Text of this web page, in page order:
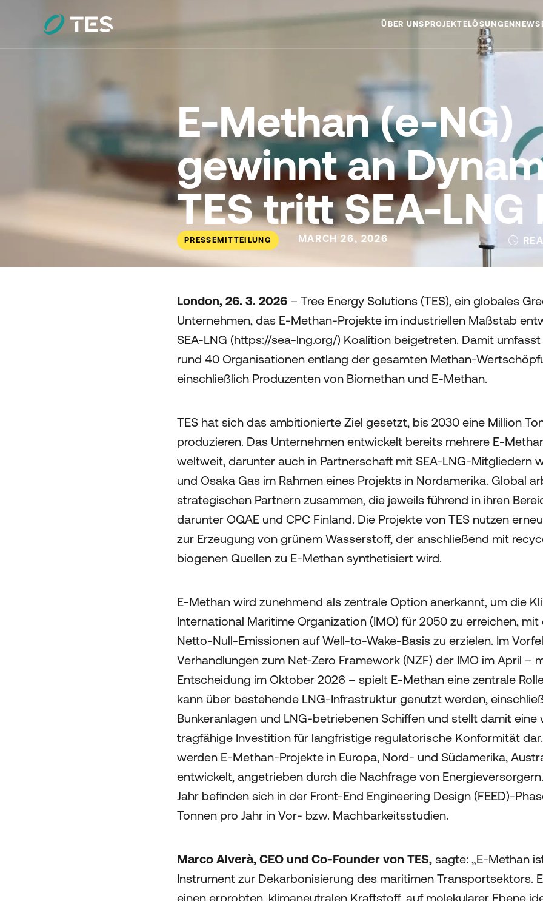
ÜBER UNS PROJEKTELÖSUNGENNEWS
E-Methan (e-NG)
gewinnt an
TES tritt SEA-LNG
PRESSEMITTEILUNG MARCH 26, 2026
London, 26. 3. 2026 – Tree Energy Solutions (TES), ein globales
Unternehmen, das E-Methan-Projekte im industriellen Maßstab
SEA-LNG (https://sea-lng.org/) Koalition beigetreten. Damit umfasst
rund 40 Organisationen entlang der gesamten Methan-
einschließlich Produzenten von Biomethan und E-Methan.
TES hat sich das ambitionierte Ziel gesetzt, bis 2030 eine Million
produzieren. Das Unternehmen entwickelt bereits mehrere E-
weltweit, darunter auch in Partnerschaft mit SEA-LNG-Mitgliedern
und Osaka Gas im Rahmen eines Projekts in Nordamerika. Global
strategischen Partnern zusammen, die jeweils führend in ihren
darunter OQAE und CPC Finland. Die Projekte von TES nutzen
zur Erzeugung von grünem Wasserstoff, der anschließend mit
biogenen Quellen zu E-Methan synthetisiert wird.
E-Methan wird zunehmend als zentrale Option anerkannt, um die
International Maritime Organization (IMO) für 2050 zu erreichen, mit
Netto-Null-Emissionen auf Well-to-Wake-Basis zu erzielen. Im
Verhandlungen zum Net-Zero Framework (NZF) der IMO im April –
Entscheidung im Oktober 2026 – spielt E-Methan eine zentrale
kann über bestehende LNG-Infrastruktur genutzt werden,
Bunkeranlagen und LNG-betriebenen Schiffen und stellt damit
tragfähige Investition für langfristige regulatorische Konformität
werden E-Methan-Projekte in Europa, Nord- und Südamerika,
entwickelt, angetrieben durch die Nachfrage von
Jahr befinden sich in der Front-End Engineering Design (FEED)-
Tonnen pro Jahr in Vor- bzw. Machbarkeitsstudien.
Marco Alverà, CEO und Co-Founder von TES, sagte: „E-Methan
Instrument zur Dekarbonisierung des maritimen Transportsektors.
einen erprobten, klimaneutralen Kraftstoff, auf molekularer Ebene